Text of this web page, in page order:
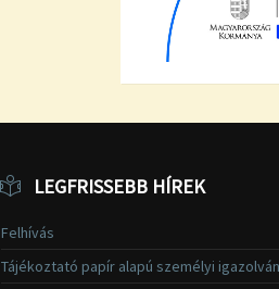
LEGFRISSEBB HÍREK
Felhívás
Tájékoztató papír alapú személyi